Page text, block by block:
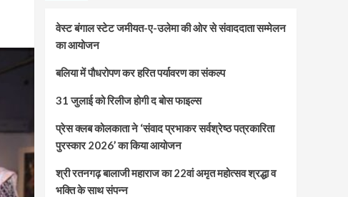
वेस्ट बंगाल स्टेट जमीयत-ए-उलेमा की ओर से संवाददाता सम्मेलन
का आयोजन
बलिया में पौधरोपण कर हरित पर्यावरण का संकल्प
31 जुलाई को रिलीज होगी द बोस फाइल्स
प्रेस क्लब कोलकाता ने ‘संवाद प्रभाकर सर्वश्रेष्ठ पत्रकारिता
पुरस्कार 2026’ का किया आयोजन
श्री रतनगढ़ बालाजी महाराज का 22वां अमृत महोत्सव श्रद्धा व
भक्ति के साथ संपन्न